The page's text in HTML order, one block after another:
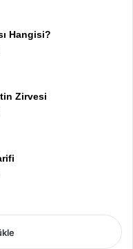
Hangisi?
Zirvesi